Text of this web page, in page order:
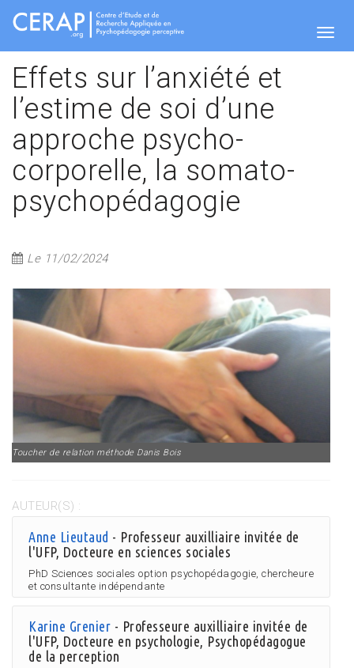
Aller
contenu
principal
Effets sur l’anxiété et
l’estime de soi d’une
approche psycho-
corporelle, la somato-
psychopédagogie
Le 11/02/2024
Toucher de relation méthode Danis Bois
AUTEUR(S) :
Anne Lieutaud - Professeur auxilliaire invitée de
l'UFP, Docteure en sciences sociales
PhD Sciences sociales option psychopédagogie, chercheure
et consultante indépendante
Karine Grenier - Professeure auxilliaire invitée de
l'UFP, Docteure en psychologie, Psychopédagogue
de la perception